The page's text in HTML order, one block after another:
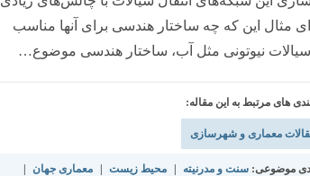
مثال این که چه ساختار هندسی برای آنها مناسب
نیوتونی مثل آب، ساختار هندسی موضوع…
های مرتبط به این مقاله:
معماری و شهرسازی
موضوعی: سنت و مدرنیته محیط زیست معماری جهان